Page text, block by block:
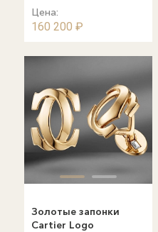
Цена:
160 200 ₽
Золотые запонки
Cartier Logo